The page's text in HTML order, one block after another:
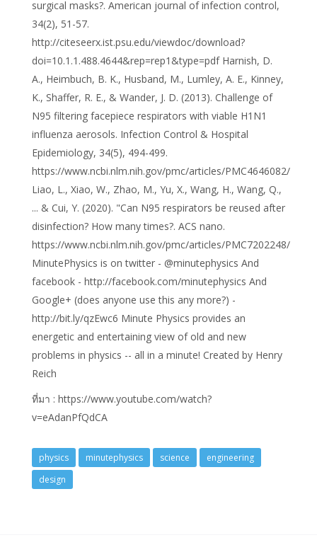
surgical masks?. American journal of infection control,
34(2), 51-57.
http://citeseerx.ist.psu.edu/viewdoc/download?
doi=10.1.1.488.4644&rep=rep1&type=pdf Harnish, D.
A., Heimbuch, B. K., Husband, M., Lumley, A. E., Kinney,
K., Shaffer, R. E., & Wander, J. D. (2013). Challenge of
N95 filtering facepiece respirators with viable H1N1
influenza aerosols. Infection Control & Hospital
Epidemiology, 34(5), 494-499.
https://www.ncbi.nlm.nih.gov/pmc/articles/PMC4646082/
Liao, L., Xiao, W., Zhao, M., Yu, X., Wang, H., Wang, Q.,
... & Cui, Y. (2020). "Can N95 respirators be reused after
disinfection? How many times?. ACS nano.
https://www.ncbi.nlm.nih.gov/pmc/articles/PMC7202248/
MinutePhysics is on twitter - @minutephysics And
facebook - http://facebook.com/minutephysics And
Google+ (does anyone use this any more?) -
http://bit.ly/qzEwc6 Minute Physics provides an
energetic and entertaining view of old and new
problems in physics -- all in a minute! Created by Henry
Reich
ที่มา : https://www.youtube.com/watch?
v=eAdanPfQdCA
physics minutephysics science
engineering
design